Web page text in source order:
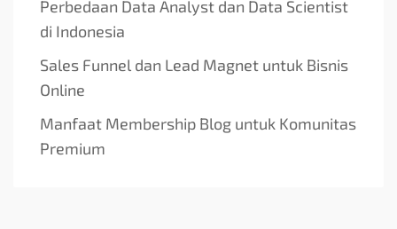
Perbedaan Data Analyst dan Data Scientist
di Indonesia
Sales Funnel dan Lead Magnet untuk Bisnis
Online
Manfaat Membership Blog untuk Komunitas
Premium